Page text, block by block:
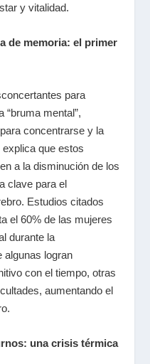
y vitalidad.
de memoria: el primer
para
“bruma mental”,
concentrarse y la
que estos
a la disminución de los
clave para el
Estudios citados
el 60% de las mujeres
durante la
algunas logran
con el tiempo, otras
aumentando el
una crisis térmica